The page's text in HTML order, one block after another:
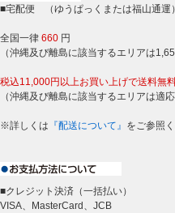
■宅配便 （ゆうぱっくまたは福山通運）
全国一律 660 円
（沖縄及び離島に該当するエリアは
税込11,000円以上お買い上げで送料無料
（沖縄及び離島に該当するエリアは適
※詳しくは 『配送について』 をご参照
■クレジット決済（一括払い）
VISA、MasterCard、JCB